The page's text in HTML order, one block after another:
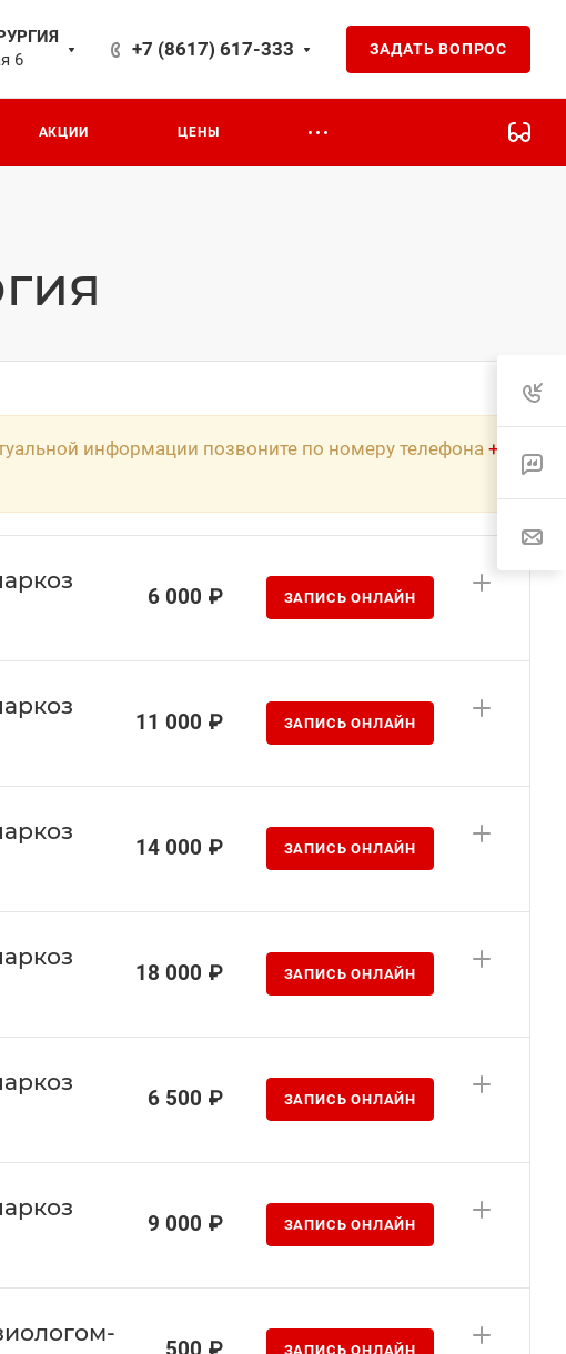
6
+7 (8617) 617-333 ЗАДАТЬ ВОПРОС
АКЦИИ ЦЕНЫ
информации позвоните по номеру телефона +7
6 000 ₽ ЗАПИСЬ ОНЛАЙН
11 000 ₽ ЗАПИСЬ ОНЛАЙН
14 000 ₽ ЗАПИСЬ ОНЛАЙН
18 000 ₽ ЗАПИСЬ ОНЛАЙН
6 500 ₽ ЗАПИСЬ ОНЛАЙН
9 000 ₽ ЗАПИСЬ ОНЛАЙН
ЗАПИСЬ ОНЛАЙН